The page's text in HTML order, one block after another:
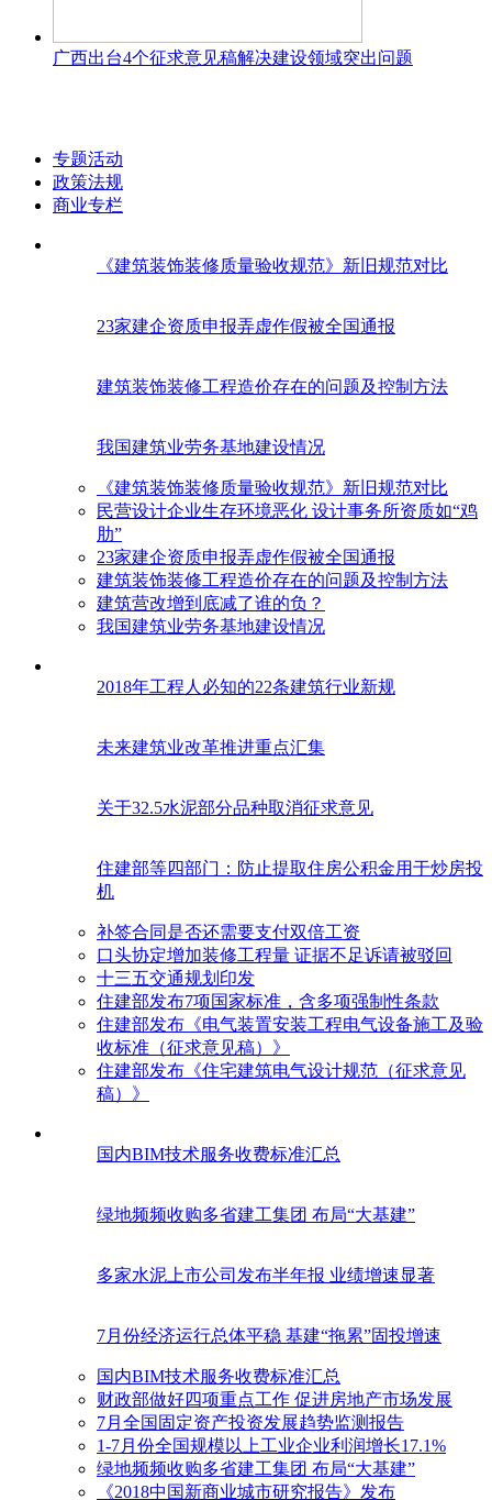
广西出台4个征求意见稿解决建设领域突出问题
专题活动
政策法规
商业专栏
《建筑装饰装修质量验收规范》新旧规范对比
23家建企资质申报弄虚作假被全国通报
建筑装饰装修工程造价存在的问题及控制方法
我国建筑业劳务基地建设情况
《建筑装饰装修质量验收规范》新旧规范对比
民营设计企业生存环境恶化 设计事务所资质如“鸡
肋”
23家建企资质申报弄虚作假被全国通报
建筑装饰装修工程造价存在的问题及控制方法
建筑营改增到底减了谁的负？
我国建筑业劳务基地建设情况
2018年工程人必知的22条建筑行业新规
未来建筑业改革推进重点汇集
关于32.5水泥部分品种取消征求意见
住建部等四部门：防止提取住房公积金用于炒房投
机
补签合同是否还需要支付双倍工资
口头协定增加装修工程量 证据不足诉请被驳回
十三五交通规划印发
住建部发布7项国家标准，含多项强制性条款
住建部发布《电气装置安装工程电气设备施工及验
收标准（征求意见稿）》
住建部发布《住宅建筑电气设计规范（征求意见
稿）》
国内BIM技术服务收费标准汇总
绿地频频收购多省建工集团 布局“大基建”
多家水泥上市公司发布半年报 业绩增速显著
7月份经济运行总体平稳 基建“拖累”固投增速
国内BIM技术服务收费标准汇总
财政部做好四项重点工作 促进房地产市场发展
7月全国固定资产投资发展趋势监测报告
1-7月份全国规模以上工业企业利润增长17.1%
绿地频频收购多省建工集团 布局“大基建”
《2018中国新商业城市研究报告》发布